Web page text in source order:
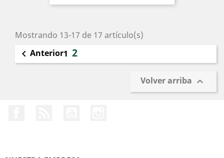
Mostrando 13-17 de 17 artículo(s)
 Anterior1 2
Volver arriba 